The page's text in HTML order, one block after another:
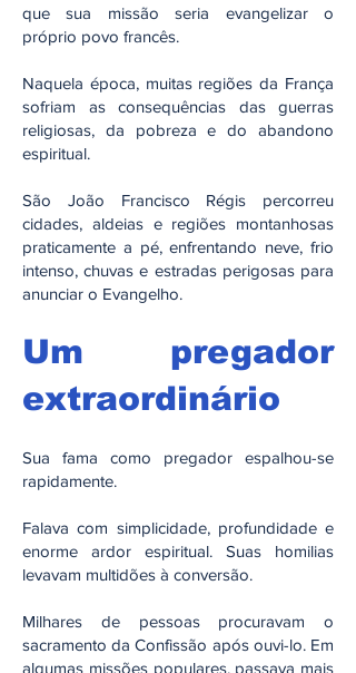
que sua missão seria evangelizar o
próprio povo francês.
Naquela época, muitas regiões da França
sofriam as consequências das guerras
religiosas, da pobreza e do abandono
espiritual.
São João Francisco Régis percorreu
cidades, aldeias e regiões montanhosas
praticamente a pé, enfrentando neve, frio
intenso, chuvas e estradas perigosas para
anunciar o Evangelho.
Um pregador
extraordinário
Sua fama como pregador espalhou-se
rapidamente.
Falava com simplicidade, profundidade e
enorme ardor espiritual. Suas homilias
levavam multidões à conversão.
Milhares de pessoas procuravam o
sacramento da Confissão após ouvi-lo. Em
algumas missões populares, passava mais